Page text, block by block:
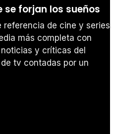
se forjan los sueños
de cine y series.
más completa con
y críticas del
tv contadas por un